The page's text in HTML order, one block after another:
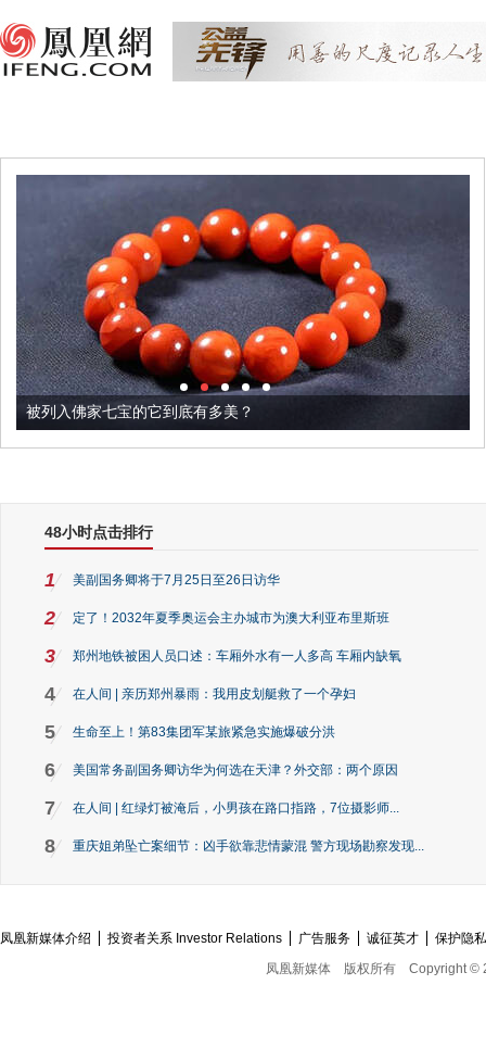
被列入佛家七宝的它到底有多美？
48小时点击排行
1 美副国务卿将于7月25日至26日访华
2 定了！2032年夏季奥运会主办城市为澳大利亚布里斯班
3 郑州地铁被困人员口述：车厢外水有一人多高 车厢内缺氧
4 在人间 | 亲历郑州暴雨：我用皮划艇救了一个孕妇
5 生命至上！第83集团军某旅紧急实施爆破分洪
6 美国常务副国务卿访华为何选在天津？外交部：两个原因
7 在人间 | 红绿灯被淹后，小男孩在路口指路，7位摄影师...
8 重庆姐弟坠亡案细节：凶手欲靠悲情蒙混 警方现场勘察发现...
凤凰新媒体介绍 投资者关系 Investor Relations 广告服务 诚征英才
保护隐
凤凰新媒体
版权所有 Copyright ©